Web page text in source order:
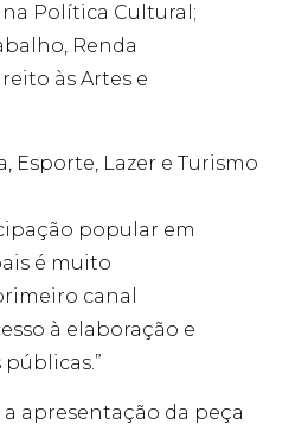
Política Cultural;
Renda
às Artes e
Esporte, Lazer e Turismo
popular em
é muito
canal
à elaboração e
apresentação da peça